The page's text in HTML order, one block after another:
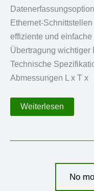
Ethernet-
effiziente und
Übertragung wichtiger
Technische
Abmessungen L x T x
50
L-
Weiterlesen
No